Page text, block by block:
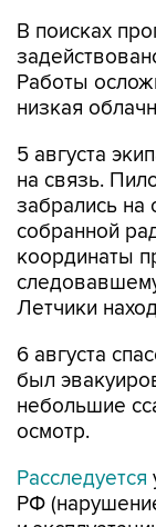
В поисках
Работы
низкая
5 августа
на связь.
забрались на
собранной
координаты
Летчики
6 августа
был
небольшие
осмотр.
Расследуется
РФ